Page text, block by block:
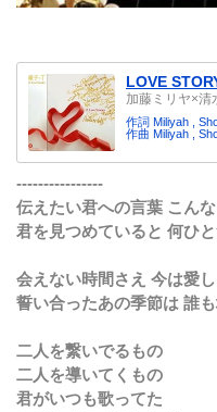
LOVE
加藤ミリヤ×清
作詞 Miliyah ,
作曲 Miliyah ,
----------------
伝えたい君への言葉 こん
君を見つめていると 何ひ
会えない時間さえ 今は愛
誓い合ったあの季節は 誰
二人を繋いでるもの
二人を導いてくもの
君がいつも歌ってた